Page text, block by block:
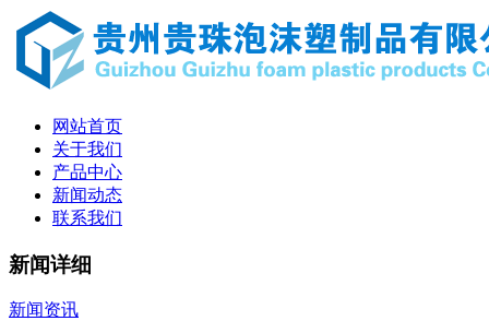
网站首页
关于我们
产品中心
新闻动态
联系我们
新闻详细
新闻资讯